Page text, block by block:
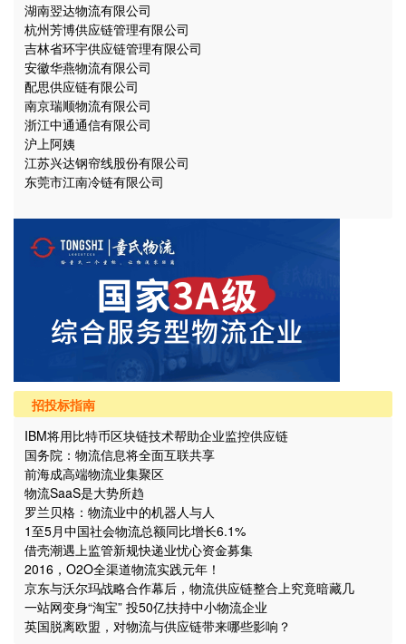
湖南翌达物流有限公司
杭州芳博供应链管理有限公司
吉林省环宇供应链管理有限公司
安徽华燕物流有限公司
配思供应链有限公司
南京瑞顺物流有限公司
浙江中通通信有限公司
沪上阿姨
江苏兴达钢帘线股份有限公司
东莞市江南冷链有限公司
招投标指南
IBM将用比特币区块链技术帮助企业监控供应链
国务院：物流信息将全面互联共享
前海成高端物流业集聚区
物流SaaS是大势所趋
罗兰贝格：物流业中的机器人与人
1至5月中国社会物流总额同比增长6.1%
借壳潮遇上监管新规快递业忧心资金募集
2016，O2O全渠道物流实践元年！
京东与沃尔玛战略合作幕后，物流供应链整合上究竟暗藏几
个“坑”？
一站网变身“淘宝” 投50亿扶持中小物流企业
英国脱离欧盟，对物流与供应链带来哪些影响？